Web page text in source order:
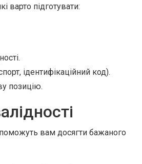
варто підготувати:
ідентифікаційний код).
позицію.
вам досягти бажаного